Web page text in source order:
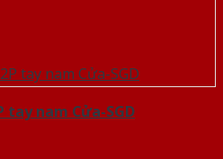
tay nam Cửa-SGD